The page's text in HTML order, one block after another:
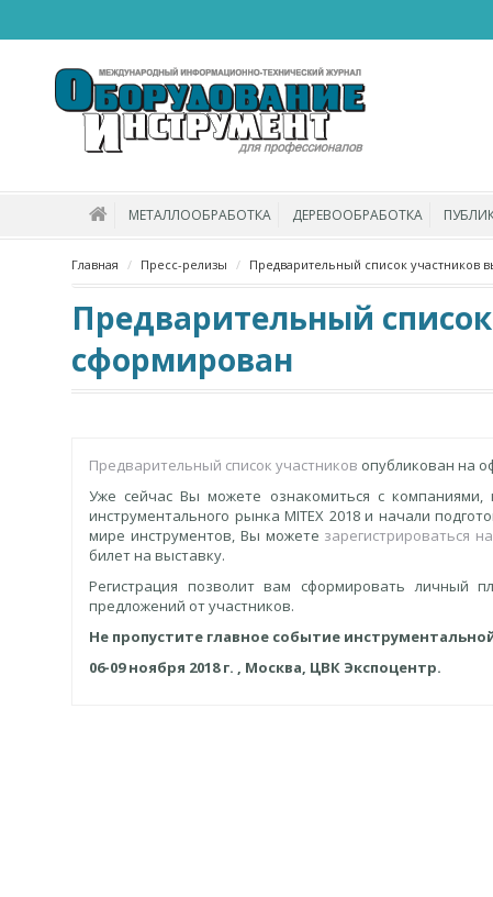
МЕТАЛЛООБРАБОТКА ДЕРЕВООБРАБОТКА
Главная Пресс-релизы Предварительный список участников
Предварительный
сформирован
Предварительный список участников опубликован на
Уже сейчас Вы можете ознакомиться с
инструментального рынка MITEX 2018 и начали
мире инструментов, Вы можете зарегистрироваться
билет на выставку.
Регистрация позволит вам сформировать личный
предложений от участников.
Не пропустите главное событие
06-09 ноября 2018 г. , Москва, ЦВК Экспоцентр.